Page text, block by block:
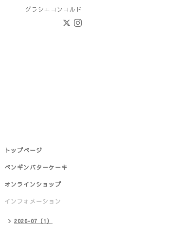
グラシエコンコルド
トップページ
ペンギンバターケーキ
オンラインショップ
インフォメーション
2026-07（1）